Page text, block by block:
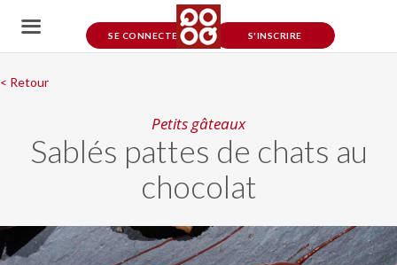
SE CONNECTER S'INSCRIRE
< Retour
Petits gâteaux
Sablés pattes de chats au
chocolat